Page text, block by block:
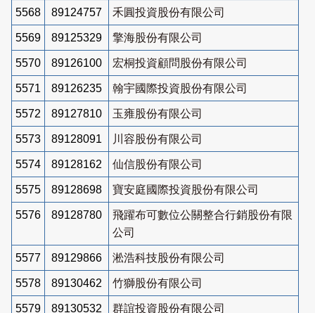
5568 89124757 禾圓投資股份有限公司
5569 89125329 擎海股份有限公司
5570 89126100 宏桐投資顧問股份有限公司
5571 89126235 翰宇國際投資股份有限公司
5572 89127810 玉雍股份有限公司
5573 89128091 川容股份有限公司
5574 89128162 仙信股份有限公司
5575 89128698 寶安庭國際投資股份有限公司
5576 89128780
飛躍布可數位公關整合行銷股份有限
公司
5577 89129866 淞浩科技股份有限公司
5578 89130462 竹獅股份有限公司
5579 89130532 群誼投資股份有限公司